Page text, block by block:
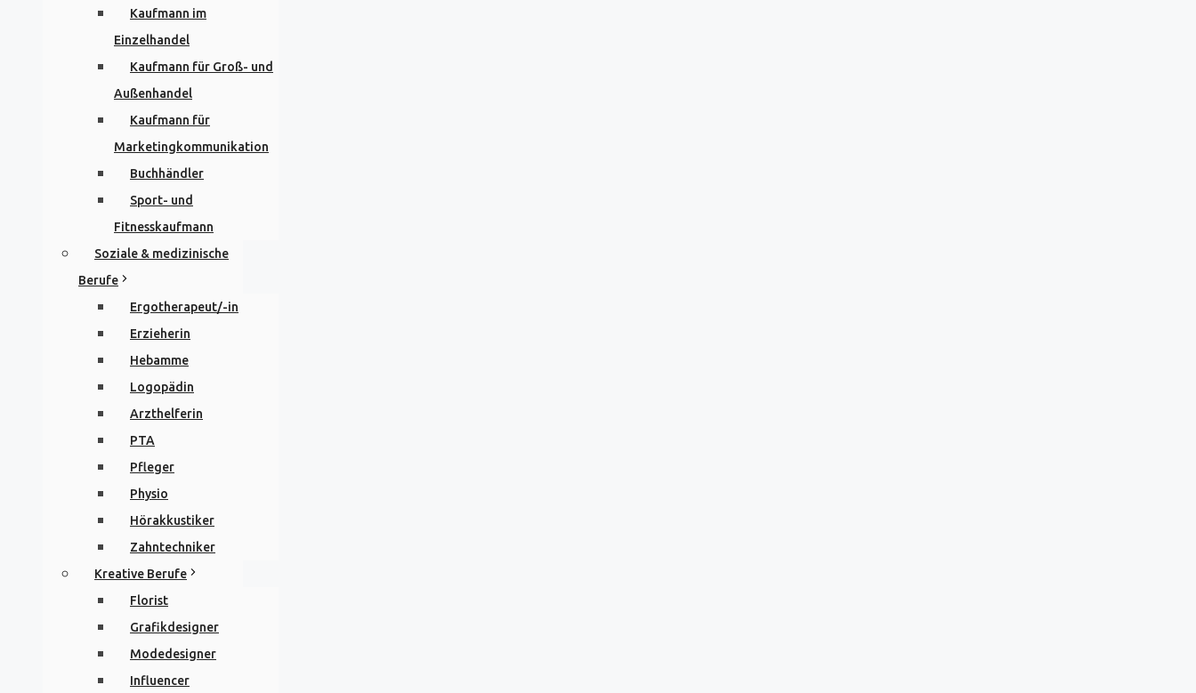
Kaufmann im
Einzelhandel
Kaufmann für Groß- und
Außenhandel
Kaufmann für
Marketingkommunikation
Buchhändler
Sport- und
Fitnesskaufmann
Soziale & medizinische
Berufe
Ergotherapeut/-in
Erzieherin
Hebamme
Logopädin
Arzthelferin
PTA
Pfleger
Physio
Hörakkustiker
Zahntechniker
Kreative Berufe
Florist
Grafikdesigner
Modedesigner
Influencer